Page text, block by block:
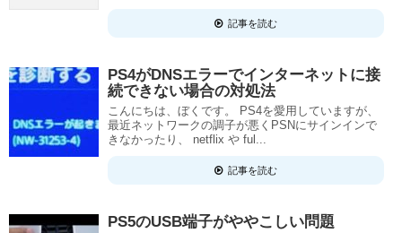
記事を読む
PS4がDNSエラーでインターネットに接
続できない場合の対処法
こんにちは、ぼくです。 PS4を愛用していますが、
最近ネットワークの調子が悪くPSNにサインインで
きなかったり、 netflix や ful...
記事を読む
PS5のUSB端子がややこしい問題